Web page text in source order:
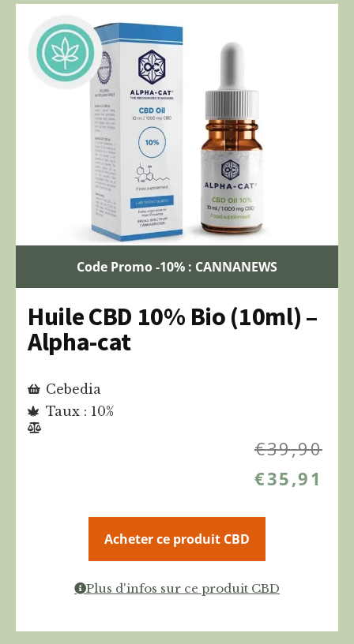
Code Promo -10% : CANNANEWS
Huile CBD 10% Bio (10ml) –
Alpha-cat
Cebedia
Taux : 10%
€39,90
€35,91
Acheter ce produit CBD
Plus d'infos sur ce produit CBD